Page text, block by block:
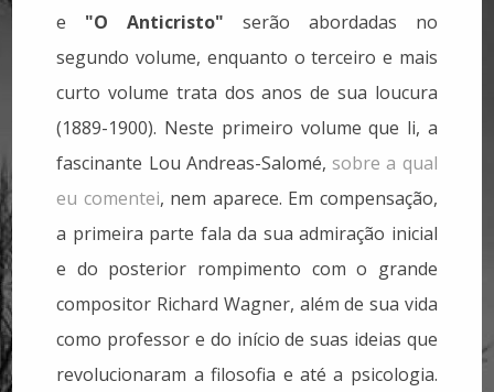
e "O Anticristo" serão abordadas no
segundo volume, enquanto o terceiro e mais
curto volume trata dos anos de sua loucura
(1889-1900). Neste primeiro volume que li, a
fascinante Lou Andreas-Salomé, sobre a qual
eu comentei, nem aparece. Em compensação,
a primeira parte fala da sua admiração inicial
e do posterior rompimento com o grande
compositor Richard Wagner, além de sua vida
como professor e do início de suas ideias que
revolucionaram a filosofia e até a psicologia.